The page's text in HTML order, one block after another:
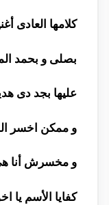
كلامها العادى
بصلى و بحمد
عليها بجد دى
و ممكن اخسر
و مخسرش أنا
كفايا الأسم يا